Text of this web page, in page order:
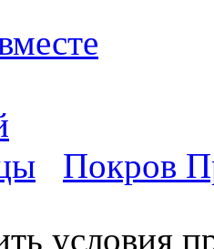
Покров
условия